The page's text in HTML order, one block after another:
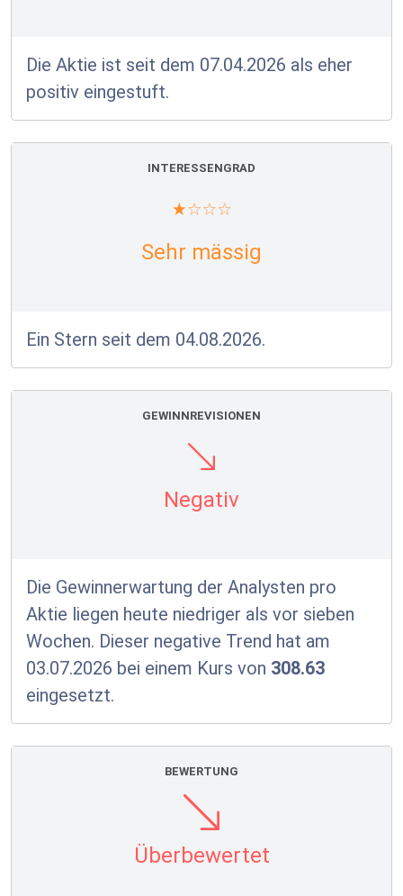
Die Aktie ist seit dem 07.04.2026 als eher
positiv eingestuft.
INTERESSENGRAD
Sehr mässig
Ein Stern seit dem 04.08.2026.
GEWINNREVISIONEN
Negativ
Die Gewinnerwartung der Analysten pro
Aktie liegen heute niedriger als vor sieben
Wochen. Dieser negative Trend hat am
03.07.2026 bei einem Kurs von 308.63
eingesetzt.
BEWERTUNG
Überbewertet